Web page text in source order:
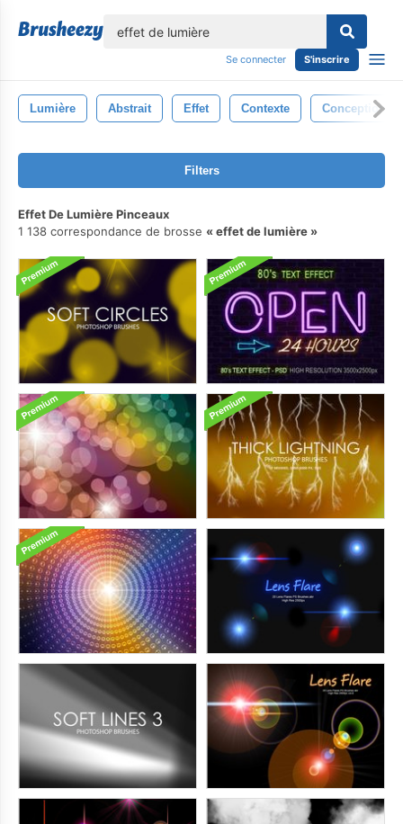
Se connecter S'inscrire
Lumière Abstrait Effet Contexte Conception
Filters
Effet De Lumière Pinceaux
1 138 correspondance de brosse
effet de lumière